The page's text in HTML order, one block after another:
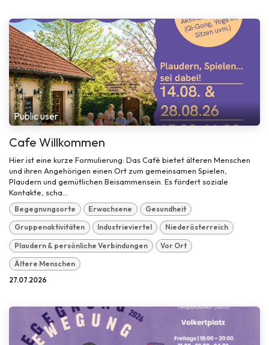
Public user
Cafe Willkommen
Hier ist eine kurze Formulierung: Das Café bietet älteren Menschen
und ihren Angehörigen einen Ort zum gemeinsamen Spielen,
Plaudern und gemütlichen Beisammensein. Es fördert soziale
Kontakte, scha...
Begegnungsorte Erwachsene Gesundheit
Gruppenaktivitäten Industrieviertel Niederösterreich
Plaudern & persönliche Verbindungen Vor Ort
Ältere Menschen
27.07.2026